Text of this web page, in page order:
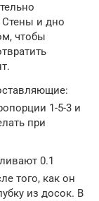
Стены и дно
чтобы
1-5-3 и
при
0.1
того, как он
из досок. В